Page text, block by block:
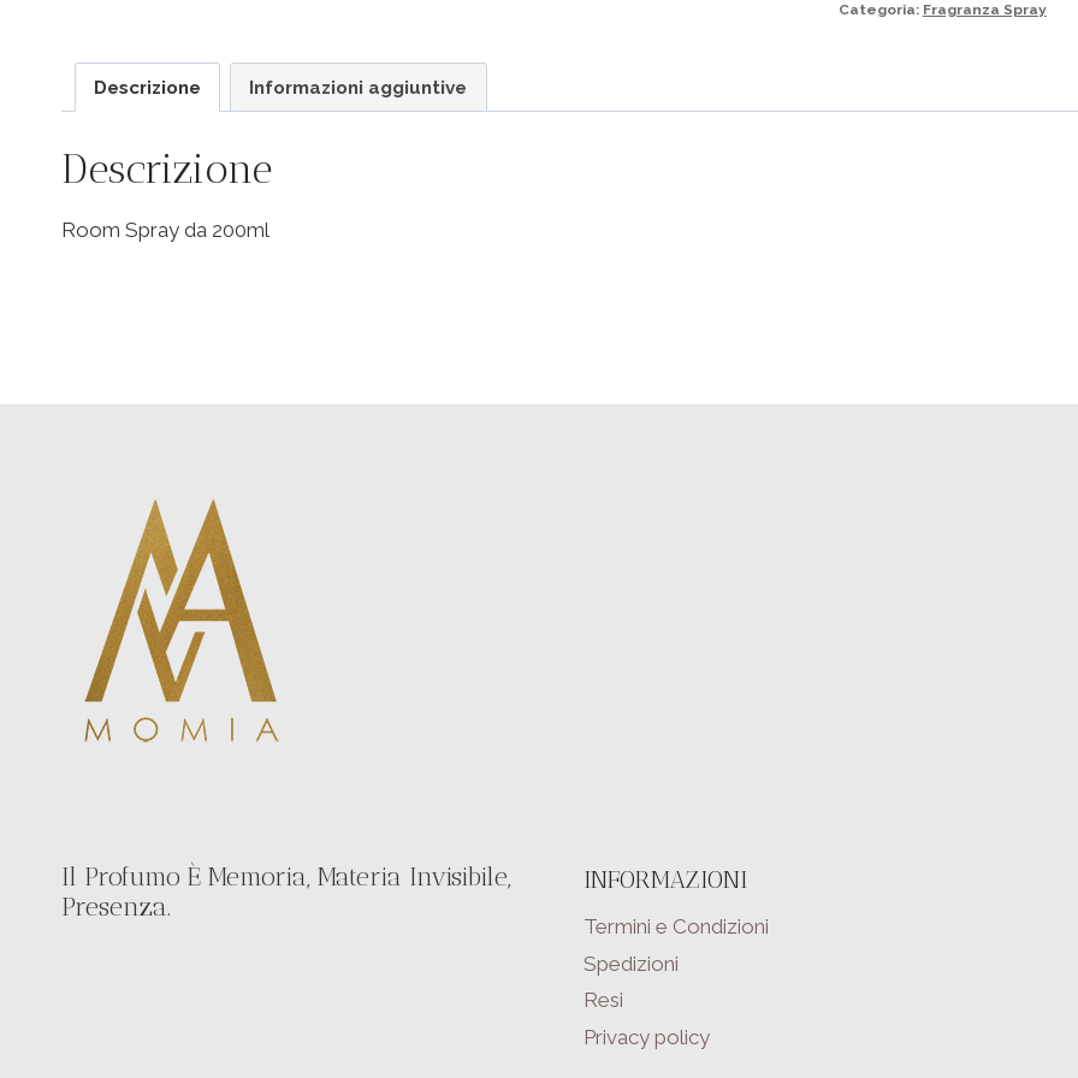
Categoria: Fragranza Spray
Descrizione Informazioni aggiuntive
Descrizione
Room Spray da 200ml
Il Profumo È Memoria, Materia Invisibile,
Presenza.
INFORMAZIONI
Termini e Condizioni
Spedizioni
Resi
Privacy policy